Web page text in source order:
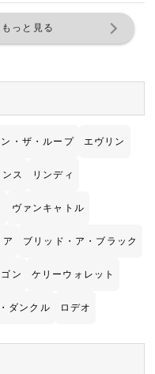
っと見る
・ザ・ループ エヴリン
ス リンディ
ヴァンキャトル
ブリッド・ア・ブラック
ゴン ケリーウォレット
ダンクル ロデオ